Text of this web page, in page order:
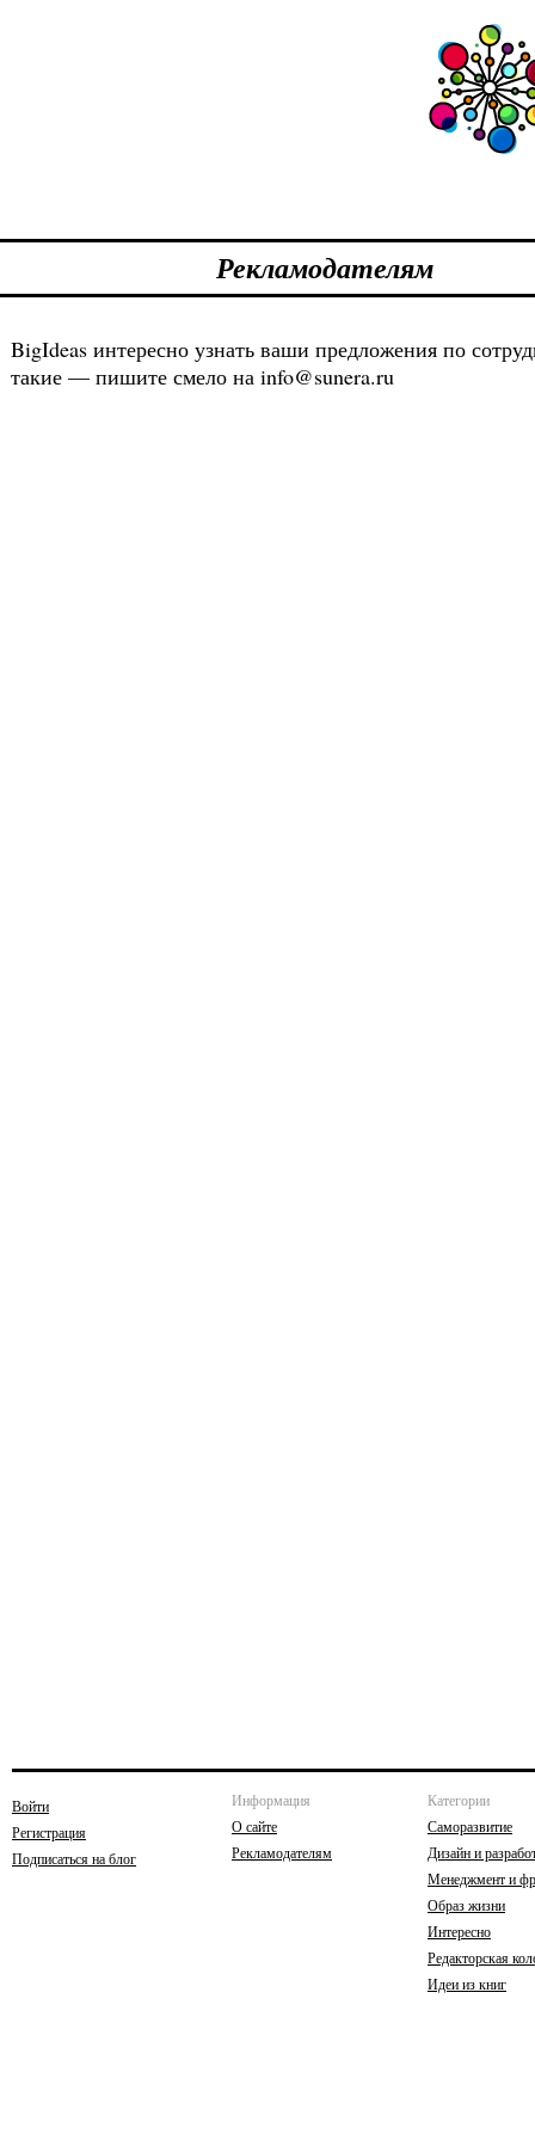
Рекламодателям
BigIdeas интересно узнать ваши предложения по
такие — пишите смело на info@sunera.ru
Войти
Регистрация
Подписаться на блог
Информация
О сайте
Рекламодателям
Категории
Саморазвитие
Дизайн и
Менеджмент и
Образ жизни
Интересно
Редакторская
Идеи из книг